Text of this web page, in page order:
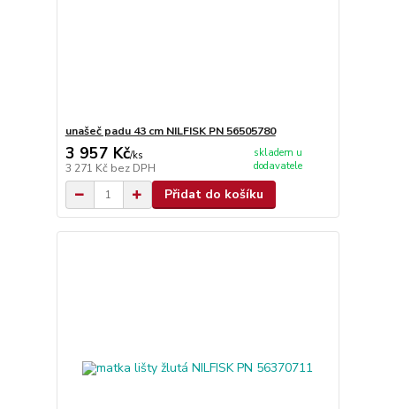
unašeč padu 43 cm NILFISK PN 56505780
3 957 Kč/ks
3 271 Kč bez DPH
skladem u
dodavatele
Přidat do košíku